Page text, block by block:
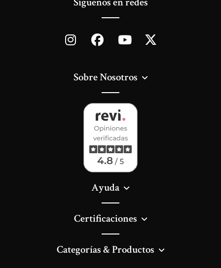
Sobre Nosotros
Ayuda
Certificaciones
Categorías & Productos